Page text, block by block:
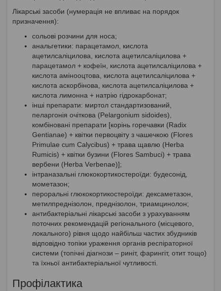
Лікарські засоби (нумерація не впливає на порядок
призначення):
сольові розчини для носа;
анальгетики: парацетамол, кислота
ацетилсаліцилова, кислота ацетилсаліцилова +
парацетамол + кофеїн, кислота ацетилсаліцилова +
кислота амінооцтова, кислота ацетилсаліцилова +
кислота аскорбінова, кислота ацетилсаліцилова +
кислота лимонна + натрію гідрокарбонат;
інші препарати: миртол стандартизований,
пеларгонія очіткова (Pelargonium sidoides),
комбіновані препарати [корінь горечавки (Rаdіх
Gеntіаnае) + квітки первоцвіту з чашечкою (Flоrеs
Рrіmulае сum Саlyсіbus) + трава щавлю (Неrba
Rumісіs) + квітки бузини (Flоrеs Sаmbuсі) + трава
вербени (Неrbа Vеrbеnае)];
інтраназальні глюкокортикостероїди: будесонід,
мометазон;
пероральні глюкокортикостероїди: дексаметазон,
метилпреднізолон, преднізолон, триамцинолон;
антибактеріальні лікарські засоби з урахуванням
поточних рекомендацій регіонального (місцевого,
локального) рівня щодо найбільш частих збудників
відповідно топіки ураження органів респіраторної
системи (топічні діагнози – риніт, фарингіт, отит тощо)
та їхньої антибактеріальної чутливості.
Профілактика